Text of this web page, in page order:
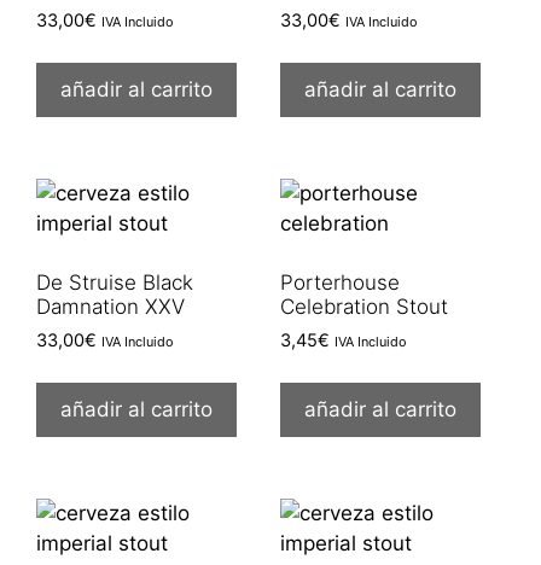
33,00€ IVA Incluido
añadir al carrito
33,00€ IVA Incluido
añadir al carrito
De Struise Black
Damnation XXV
33,00€ IVA Incluido
añadir al carrito
Porterhouse
Celebration Stout
3,45€ IVA Incluido
añadir al carrito